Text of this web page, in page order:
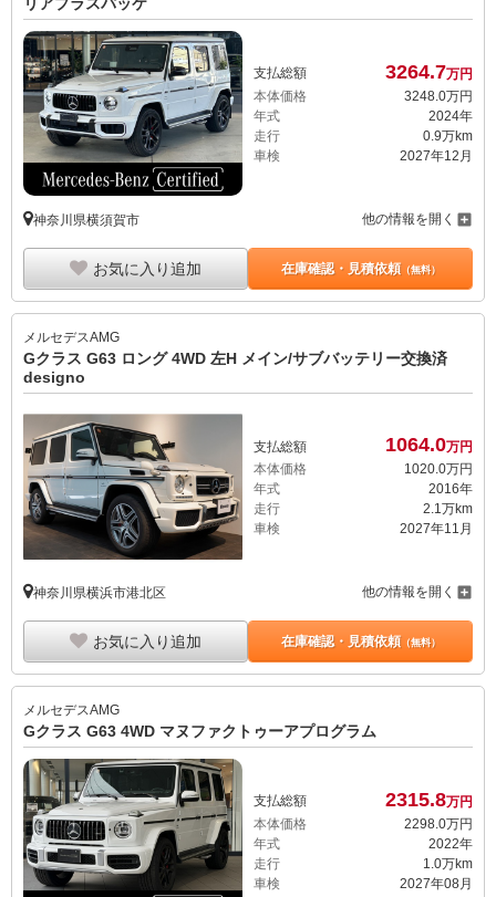
支払総額 3264.7万円
本体価格
3248.0万円
年式
2024年
走行
0.9万km
車検
2027年12月
神奈川県横須賀市 他の情報を開く
お気に入り追加 在庫確認・見積依頼（無料）
メルセデスAMG
Gクラス G63 ロング 4WD 左H メイン/サブバッテリー交換済
designo
支払総額 1064.0万円
本体価格
1020.0万円
年式
2016年
走行
2.1万km
車検
2027年11月
神奈川県横浜市港北区 他の情報を開く
お気に入り追加 在庫確認・見積依頼（無料）
メルセデスAMG
Gクラス G63 4WD マヌファクトゥーアプログラム
支払総額 2315.8万円
本体価格
2298.0万円
年式
2022年
走行
1.0万km
車検
2027年08月